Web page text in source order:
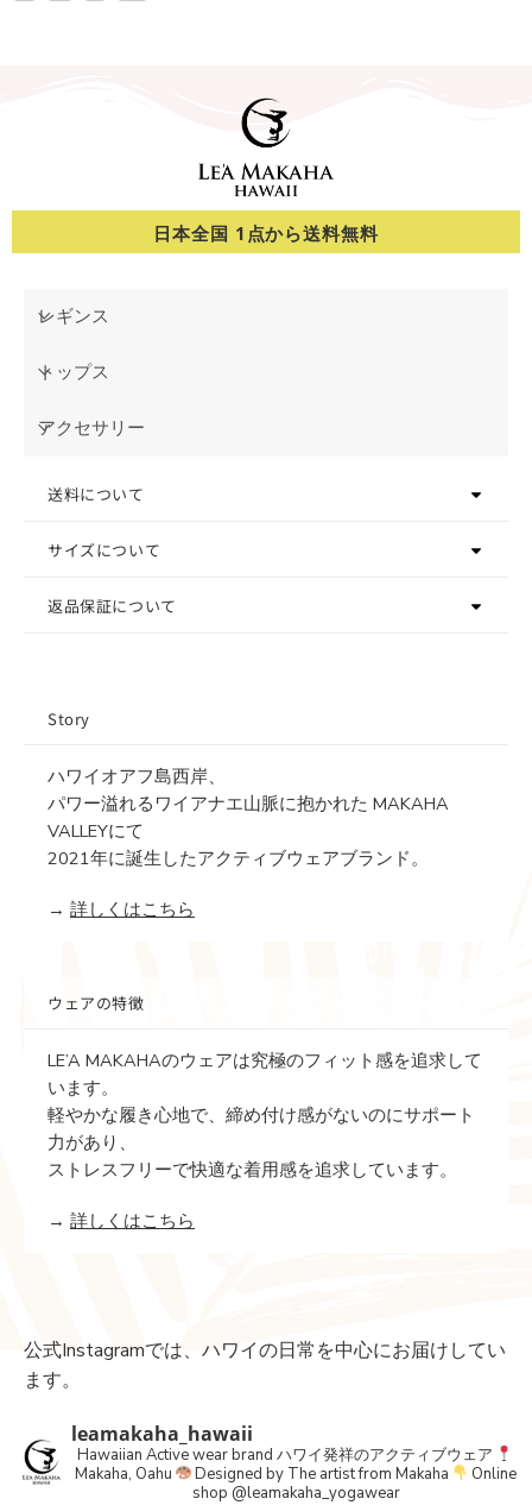
日本全国 1点から送料無料
レギンス
トップス
アクセサリー
送料について
サイズについて
返品保証について
Story
ハワイオアフ島西岸、
パワー溢れるワイアナエ山脈に抱かれた MAKAHA
VALLEYにて
2021年に誕生したアクティブウェアブランド。
→ 詳しくはこちら
ウェアの特徴
LE’A MAKAHAのウェアは究極のフィット感を追求して
います。
軽やかな履き心地で、締め付け感がないのにサポート
力があり、
ストレスフリーで快適な着用感を追求しています。
→ 詳しくはこちら
公式Instagramでは、ハワイの日常を中心にお届けしてい
ます。
leamakaha_hawaii
Hawaiian Active wear brand ハワイ発祥のアクティブウェア
Makaha, Oahu
Designed by The artist from Makaha
Online
shop @leamakaha_yogawear